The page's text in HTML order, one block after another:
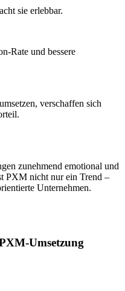
sie erlebbar.
Rate und bessere
verschaffen sich
zunehmend emotional und
PXM nicht nur ein Trend –
Unternehmen.
Umsetzung